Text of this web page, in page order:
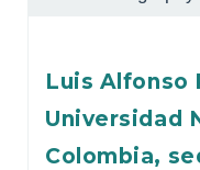
Luis Alfonso
Universidad
Colombia,